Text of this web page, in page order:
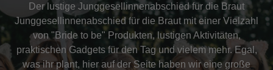
Der lustige Junggesellinnenabschied für die Braut
Junggesellinnenabschied für die Braut mit einer Vielzahl
von "Bride to be" Produkten, lustigen Aktivitäten,
praktischen Gadgets für den Tag und vielem mehr. Egal,
was ihr plant, hier auf der Seite haben wir eine große